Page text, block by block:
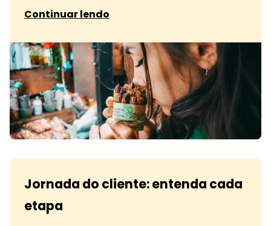
Continuar lendo
Jornada do cliente: entenda cada
etapa